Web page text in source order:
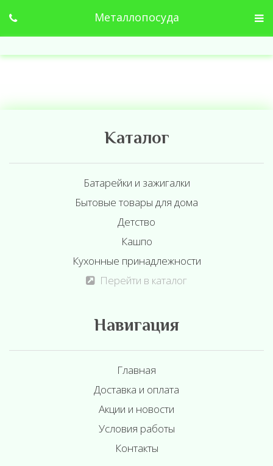
Металлопосуда
Каталог
Батарейки и зажигалки
Бытовые товары для дома
Детство
Кашпо
Кухонные принадлежности
Перейти в каталог
Навигация
Главная
Доставка и оплата
Акции и новости
Условия работы
Контакты